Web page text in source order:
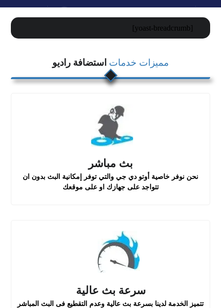
[yoast-breadcrumb]
مميزات خدمات استضافة راديو
بث مباشر
نحن نوفر خاصية أوتو دي جي والتي توفر إمكانية البث بدون ان
تتواجد على جهازك او على موقعك
سرعة بث عالية
تتميز الخدمة لدينا بسرعة بث عالية وعدم التقطيع فى البث المباشر